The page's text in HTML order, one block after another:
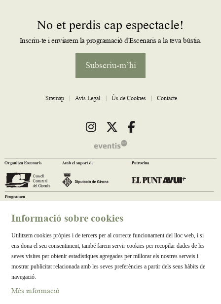
No et perdis cap espectacle!
Inscriu-te i enviarem la programació d'Escenaris a la teva bústia.
Subscriu-m’hi
Sitemap | Avís Legal | Ús de Cookies | Contacte
Link a instagram
Link a twitter
Link a facebook
Informació sobre cookies
Utilitzem cookies pròpies i de tercers per al correcte funcionament del lloc web, i si
ens dona el seu consentiment, també farem servir cookies per recopilar dades de les
seves visites per obtenir estadístiques agregades per millorar els nostres serveis i
mostrar publicitat relacionada amb les seves preferències a partir dels seus hàbits de
navegació.
Més informació